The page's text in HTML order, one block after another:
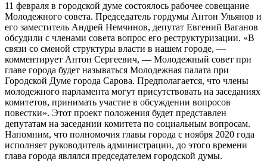
11 февраля в городской думе состоялось рабочее совещание
Молодежного совета. Председатель гордумы Антон Ульянов и
его заместитель Андрей Немчинов, депутат Евгений Ваганов
обсудили с членами совета вопрос его реструктуризации. «В
связи со сменой структуры власти в нашем городе, —
комментирует Антон Сергеевич, — Молодежный совет при
главе города будет называться Молодежная палата при
Городской Думе города Сарова. Предполагается, что члены
молодежного парламента могут присутствовать на заседаниях
комитетов, принимать участие в обсуждении вопросов
повестки». Этот проект положения будет представлен
депутатам на заседании комитета по социальным вопросам.
Напомним, что полномочия главы города с ноября 2020 года
исполняет руководитель администрации, до этого времени
глава города являлся председателем городской думы.